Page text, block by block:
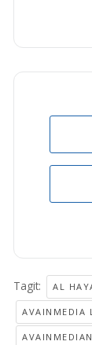
Tagit: AL
AVAINMEDIA